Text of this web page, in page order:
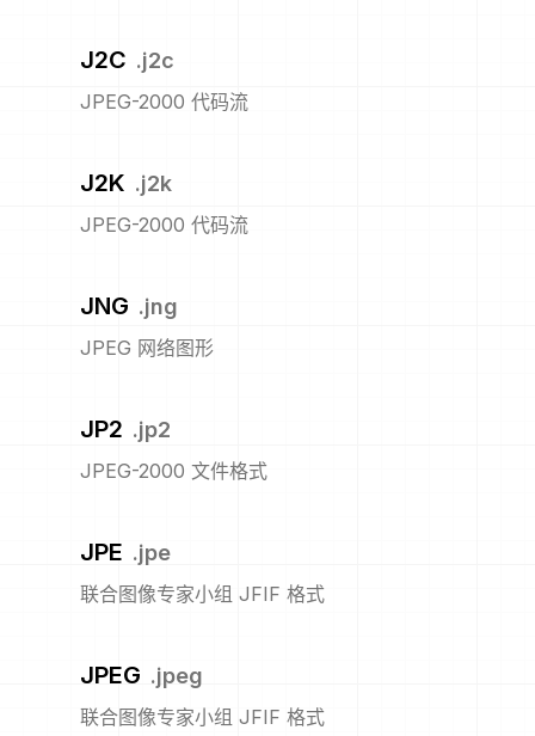
J2C .j2c
JPEG-2000 代码流
J2K .j2k
JPEG-2000 代码流
JNG .jng
JPEG 网络图形
JP2 .jp2
JPEG-2000 文件格式
JPE .jpe
联合图像专家小组 JFIF 格式
JPEG .jpeg
联合图像专家小组 JFIF 格式